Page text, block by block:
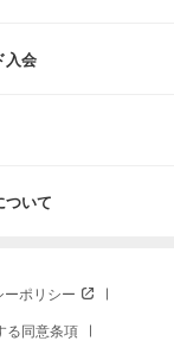
入会
ついて
ーポリシー
る同意条項